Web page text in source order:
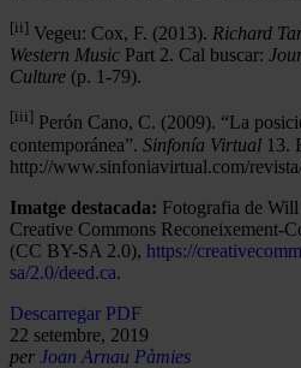
[ii] Vegeu: Cox, F. (2013). Richard
Western Music Part 2. Cal buscar:
Culture (p. 1-79).
[iii] Perón Cano, C. (2009). “La
contemporánea”. Sinfonía Virtual 13.
http://www.sinfoniavirtual.com/
Imatge destacada: Fotografia de
Creative Commons Reconeixement-
(CC BY-SA 2.0), https://
sa/2.0/deed.ca.
Descarregar PDF
22 setembre, 2019
per Joan Arnau Pàmies